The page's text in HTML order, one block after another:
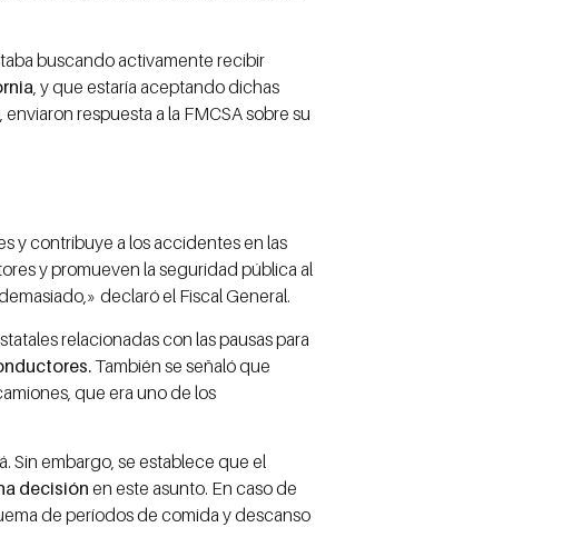
buscando activamente recibir
, y que estaría aceptando dichas
respuesta a la FMCSA sobre su
y contribuye a los accidentes en las
y promueven la seguridad pública al
declaró el Fiscal General.
relacionadas con las pausas para
También se señaló que
que era uno de los
Sin embargo, se establece que el
decisión en este asunto. En caso de
de períodos de comida y descanso